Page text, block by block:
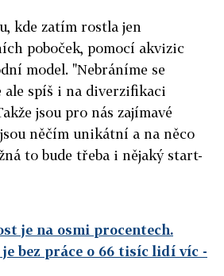
kde zatím rostla jen
poboček, pomocí akvizic
model. "Nebráníme se
ale spíš i na diverzifikaci
jsou pro nás zajímavé
něčím unikátní a na něco
to bude třeba i nějaký start-
je na osmi procentech.
bez práce o 66 tisíc lidí víc -